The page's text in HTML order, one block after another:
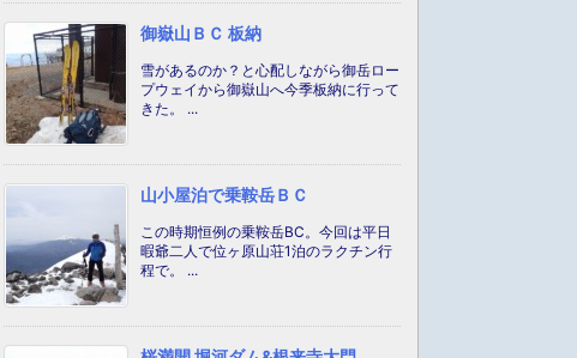
御嶽山ＢＣ 板納
雪があるのか？と心配しながら御岳ロー
プウェイから御嶽山へ今季板納に行って
きた。 ...
山小屋泊で乗鞍岳ＢＣ
この時期恒例の乗鞍岳BC。今回は平日
暇爺二人で位ヶ原山荘1泊のラクチン行
程で。 ...